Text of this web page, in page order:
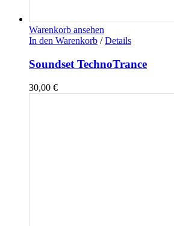
Warenkorb ansehen
In den Warenkorb / Details
Soundset TechnoTrance
30,00 €